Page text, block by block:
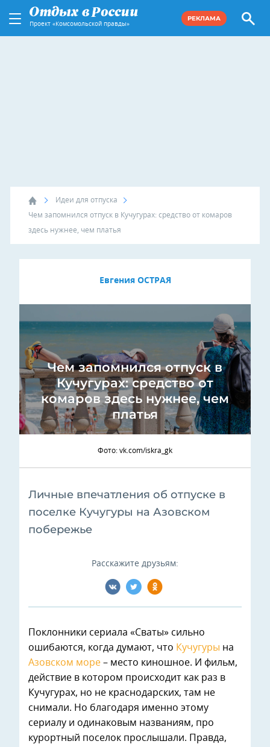
Проект «Комсомольской правды»
РЕКЛАМА
Идеи для отпуска
Чем запомнился отпуск в Кучугурах: средство от комаров
здесь нужнее, чем платья
Евгения ОСТРАЯ
Чем запомнился отпуск в
Кучугурах: средство от
комаров здесь нужнее, чем
платья
Фото: vk.com/iskra_gk
Личные впечатления об отпуске в
поселке Кучугуры на Азовском
побережье
Расскажите друзьям:
Поклонники сериала «Сваты» сильно
ошибаются, когда думают, что Кучугуры на
Азовском море – место киношное. И фильм,
действие в котором происходит как раз в
Кучугурах, но не краснодарских, там не
снимали. Но благодаря именно этому
сериалу и одинаковым названиям, про
курортный поселок прослышали. Правда,